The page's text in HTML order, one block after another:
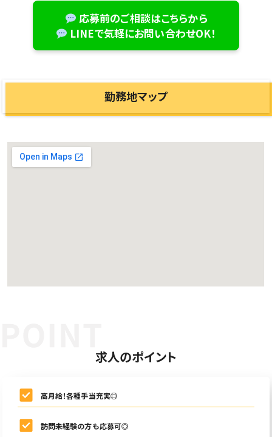
応募前のご相談はこちらから
LINEで気軽にお問い合わせOK！
勤務地マップ
求人のポイント
高月給！各種手当充実◎
訪問未経験の方も応募可◎